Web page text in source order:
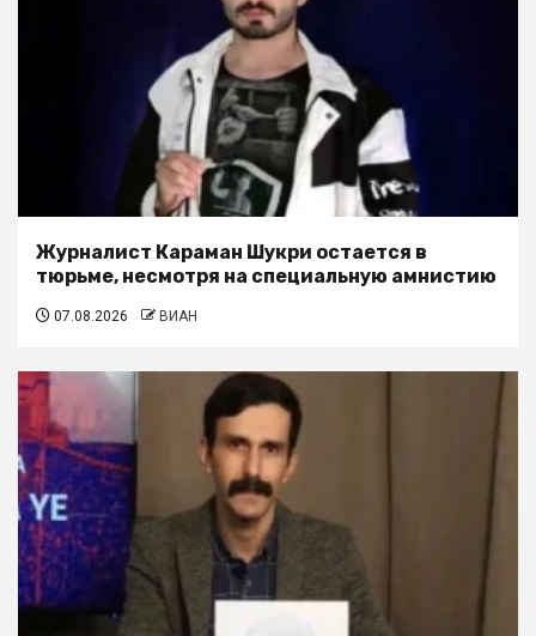
Журналист Караман Шукри остается в
тюрьме, несмотря на специальную амнистию
07.08.2026 ВИАН